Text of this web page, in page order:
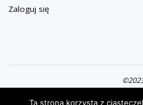
Zaloguj się
Ta strona korzysta z